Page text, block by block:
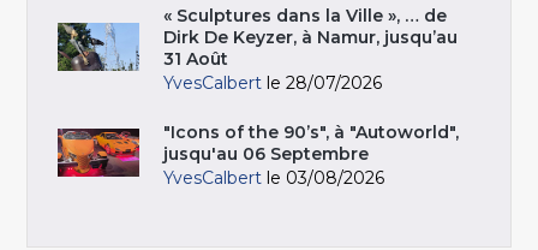
« Sculptures dans la Ville », … de
Dirk De Keyzer, à Namur, jusqu’au
31 Août
YvesCalbert le 28/07/2026
"Icons of the 90’s", à "Autoworld",
jusqu'au 06 Septembre
YvesCalbert le 03/08/2026